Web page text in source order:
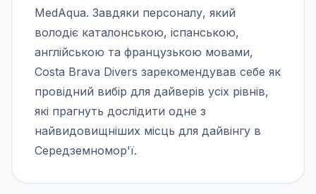
MedAqua. Завдяки персоналу, який
володіє каталонською, іспанською,
англійською та французькою мовами,
Costa Brava Divers зарекомендував себе як
провідний вибір для дайверів усіх рівнів,
які прагнуть дослідити одне з
найвидовищніших місць для дайвінгу в
Середземномор'ї.